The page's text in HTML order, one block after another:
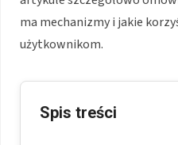
ma mechanizmy i jakie
użytkownikom.
Spis treści